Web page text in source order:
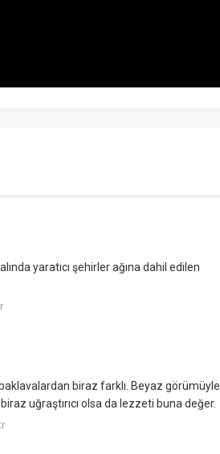
yaratıcı şehirler ağına dahil edilen
biraz farklı. Beyaz görümüyle
uğraştırıcı olsa da lezzeti buna değer.